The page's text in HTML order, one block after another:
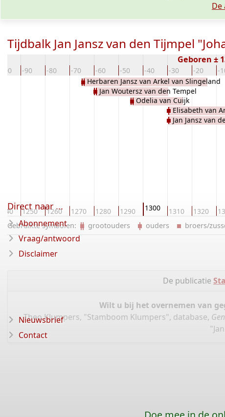
De
Tijdbalk Jan Jansz van den Tijmpel
-90 -80 -70 -60 -50 -40 -30 -20 -
Geboren ±
1250 1260 1270 1280 1290 1300 1310 1320
Herbaren Jansz van Arkel van Slingeland
Jan Woutersz van den Tempel
Odelia van Cuijk
Elisabeth van
Jan Jansz van
Gebruikte symbolen: grootouders ouders broers/
De publicatie
Wilt u bij het overnemen van
Theo Klumpers, "Stamboom Klumpers", database,
Direct naar ...
Abonnement
Vraag/antwoord
Disclaimer
Nieuwsbrief
Contact